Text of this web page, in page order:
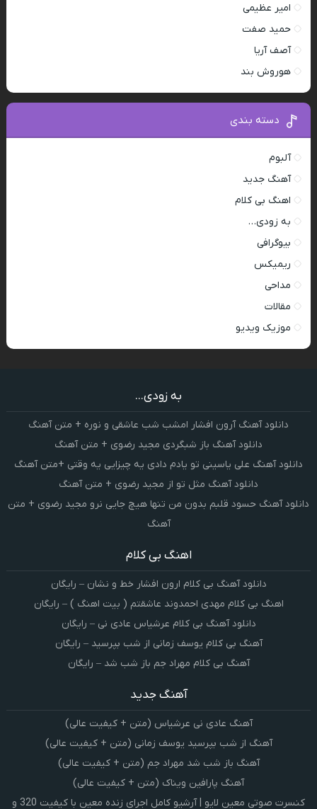
امیر عظیمی
حمید صفت
آصف آریا
هوروش بند
دسته بندی
آلبوم
آهنگ جدید
اهنگ بی کلام
به زودی…
بیوگرافی
ریمیکس
مداحی
مقالات
موزیک ویدیو
به زودی...
دانلود آهنگ آرون افشار امشب شب عاشقی و نوره + متن آهنگ
دانلود آهنگ باز شبگردی مجید رضوی + متن آهنگ
دانلود آهنگ علی یاسینی تو یادم دادی یه چیزایی یه وقتی +متن آهنگ
دانلود آهنگ مثل تو از مجید رضوی + متن آهنگ
دانلود آهنگ حسود قلبم بدون من تنها هیچ جایی نرو مجید رضوی + متن
آهنگ
اهنگ بی کلام
دانلود آهنگ بی کلام ارون افشار خط و نشان – رایگان
اهنگ بی کلام مهدی احمدوند عاشقتم ( بیت اهنگ ) – رایگان
دانلود آهنگ بی کلام عرشیاس عادی نی – رایگان
آهنگ بی کلام یوسف زمانی از شب بپرسید – رایگان
آهنگ بی کلام مهراد جم باز شب شد – رایگان
آهنگ جدید
آهنگ عادی نی عرشیاس (متن + کیفیت عالی)
آهنگ از شب بپرسید یوسف زمانی (متن + کیفیت عالی)
آهنگ باز شب شد مهراد جم (متن + کیفیت عالی)
آهنگ پارافین ویناک (متن + کیفیت عالی)
کنسرت صوتی معین لایو | آرشیو کامل اجرای زنده معین با کیفیت 320 و